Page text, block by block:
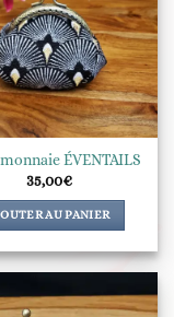
ÉVENTAILS
35,00€
AU PANIER